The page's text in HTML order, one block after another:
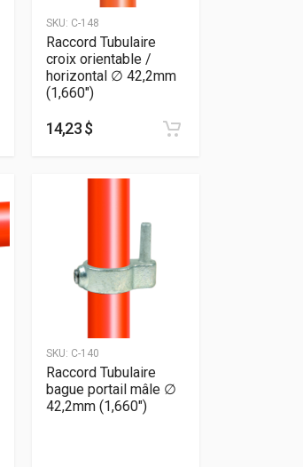
SKU: C-148
Raccord Tubulaire
croix orientable /
horizontal ∅ 42,2mm
(1,660″)
14,23 $
SKU: C-140
Raccord Tubulaire
bague portail mâle ∅
42,2mm (1,660″)